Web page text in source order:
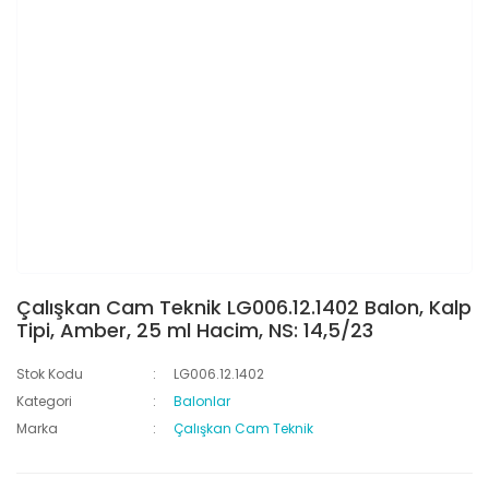
Çalışkan Cam Teknik LG006.12.1402 Balon, Kalp
Tipi, Amber, 25 ml Hacim, NS: 14,5/23
Stok Kodu
LG006.12.1402
Kategori
Balonlar
Marka
Çalışkan Cam Teknik